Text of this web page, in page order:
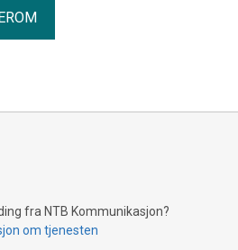
fra NTB Kommunikasjon?
om tjenesten